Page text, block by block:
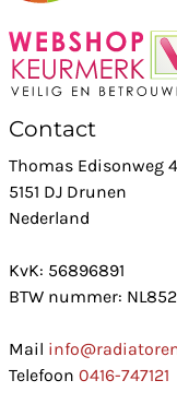
Contact
Thomas Edisonweg
5151 DJ Drunen
Nederland
KvK: 56896891
BTW nummer:
Mail
Telefoon 0416-747121